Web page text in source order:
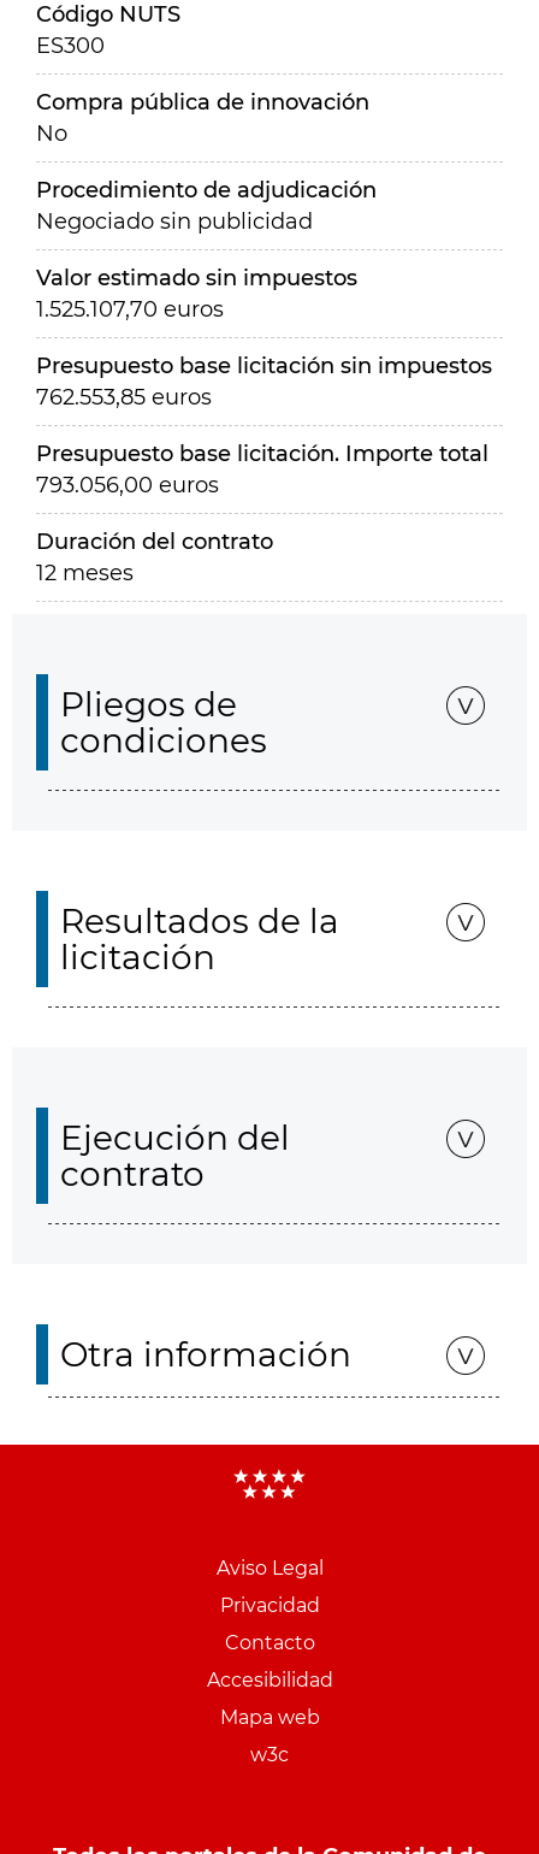
Código NUTS
ES300
Compra pública de innovación
No
Procedimiento de adjudicación
Negociado sin publicidad
Valor estimado sin impuestos
1.525.107,70 euros
Presupuesto base licitación sin impuestos
762.553,85 euros
Presupuesto base licitación. Importe total
793.056,00 euros
Duración del contrato
12 meses
Pliegos de
condiciones
Resultados de la
licitación
Ejecución del
contrato
Otra información
Aviso Legal
Privacidad
Contacto
Accesibilidad
Mapa web
w3c